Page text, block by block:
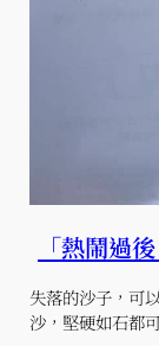
「熱鬧過
失落的沙子，可
沙，堅硬如石都